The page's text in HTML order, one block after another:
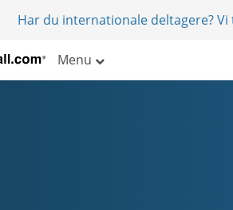
Har du internationale deltagere?
Menu